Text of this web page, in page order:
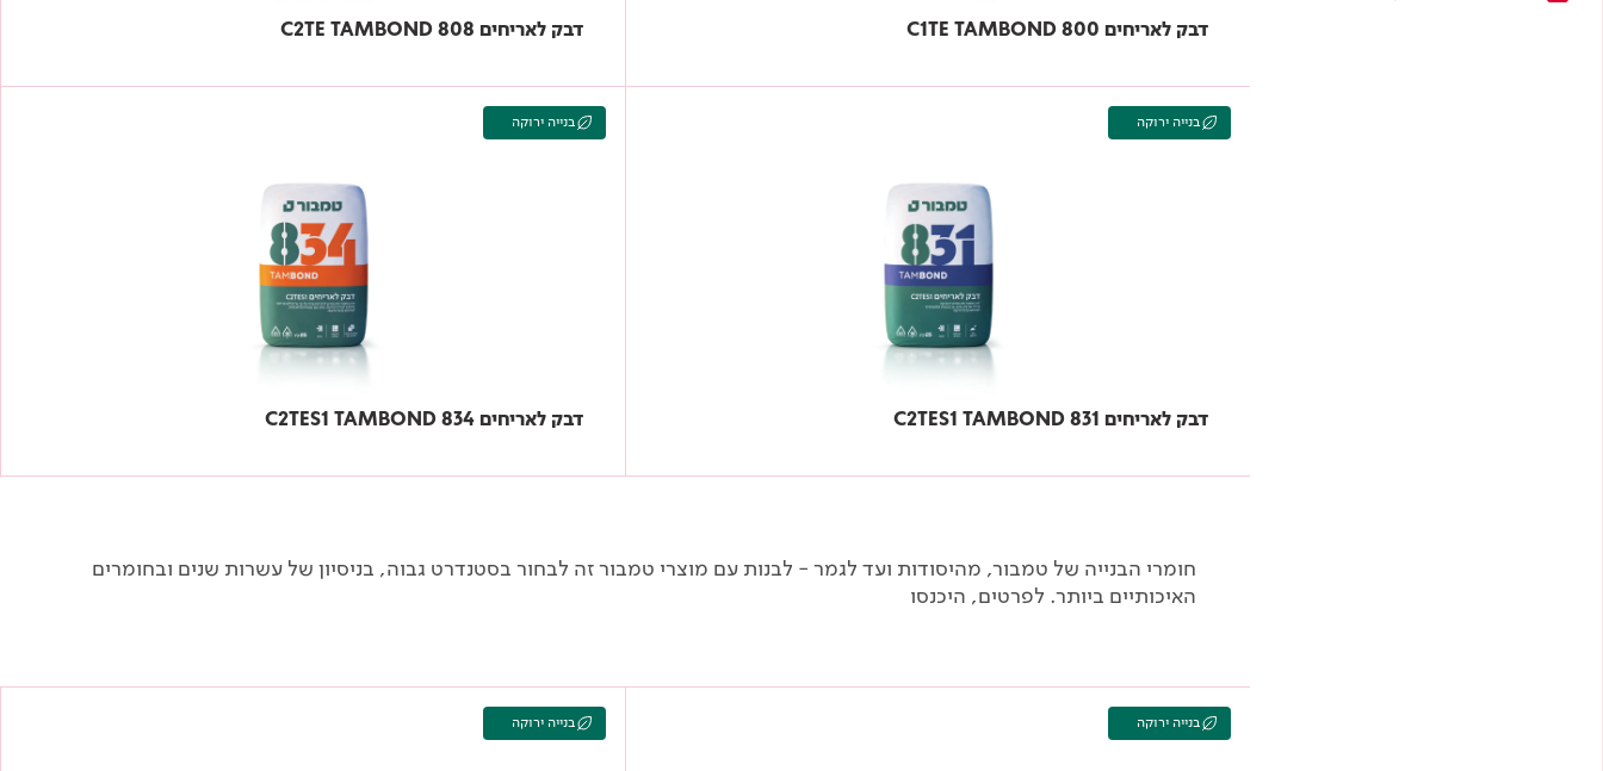
דבק לאריחים 800 C1TE TAMBOND דבק לאריחים 808 C2TE TAMBOND
בנייה ירוקה
דבק לאריחים 831 C2TES1 TAMBOND
בנייה ירוקה
דבק לאריחים 834 C2TES1 TAMBOND
חומרי הבנייה של טמבור, מהיסודות ועד לגמר - לבנות עם מוצרי טמבור זה לבחור בסטנדרט גבוה, בניסיון של עשרות שנים ובחומרים
האיכותיים ביותר. לפרטים, היכנסו
בנייה ירוקה בנייה ירוקה